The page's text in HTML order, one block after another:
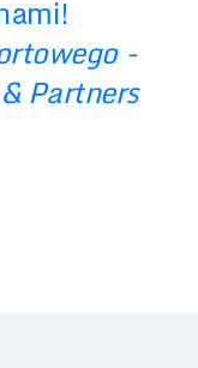
-
Partners